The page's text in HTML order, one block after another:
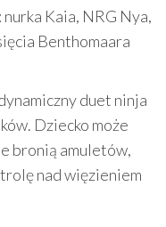
: nurka Kaia, NRG Nya,
Benthomaara
duet ninja
Dziecko może
bronią amuletów,
nad więzieniem